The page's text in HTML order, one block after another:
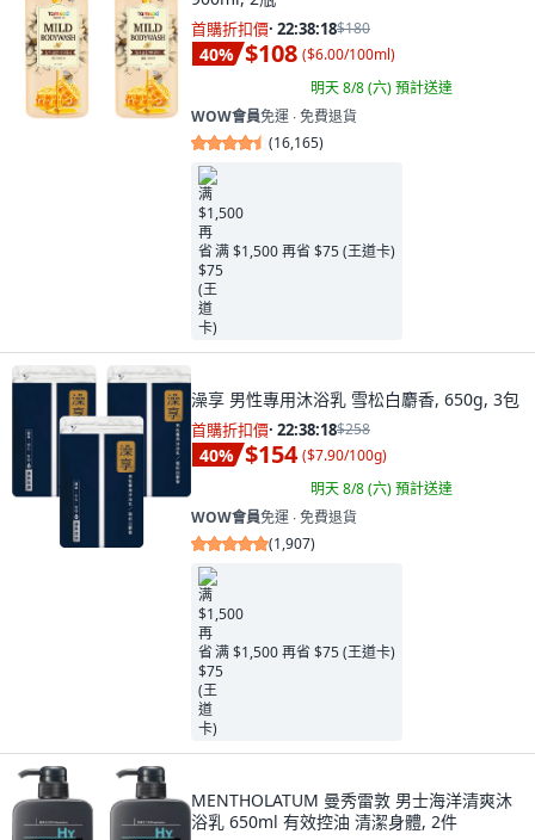
首購折扣價· 22:38:16$180
40% $108 ($6.00/100ml)
明天 8/8 (六)預計送達
WOW會員免運 ∙ 免費退貨
(16,165)
满 $1,500 再省 $75 (王道卡)
澡享 男性專用沐浴乳 雪松白麝香, 650g, 3包
首購折扣價· 22:38:16$258
40% $154 ($7.90/100g)
明天 8/8 (六)預計送達
WOW會員免運 ∙ 免費退貨
(1,907)
满 $1,500 再省 $75 (王道卡)
MENTHOLATUM 曼秀雷敦 男士海洋清爽沐
浴乳 650ml 有效控油 清潔身體, 2件